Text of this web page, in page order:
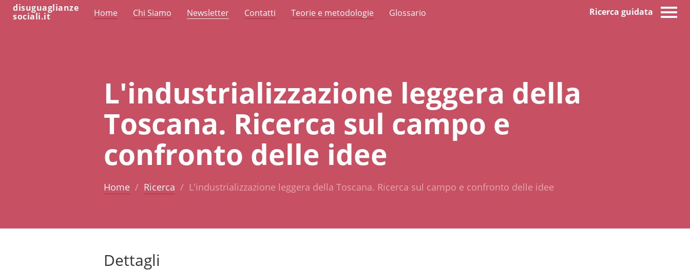
disuguaglianze
sociali.it Home Chi Siamo Newsletter Contatti Teorie e metodologie Glossario Ricerca guidata
L'industrializzazione leggera della
Toscana. Ricerca sul campo e
confronto delle idee
Home Ricerca L'industrializzazione leggera della Toscana. Ricerca sul campo e confronto delle idee
Dettagli